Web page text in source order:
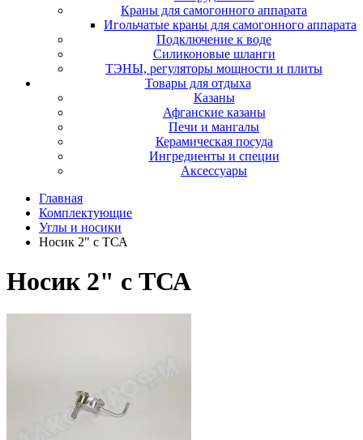
Краны для самогонного аппарата
Игольчатые краны для самогонного аппарата
Подключение к воде
Силиконовые шланги
ТЭНЫ, регуляторы мощности и плиты
Товары для отдыха
Казаны
Афганские казаны
Печи и мангалы
Керамическая посуда
Ингредиенты и специи
Аксессуары
Главная
Комплектующие
Углы и носики
Носик 2" с ТСА
Носик 2" с ТСА